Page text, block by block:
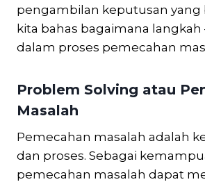
pengambilan keputusan yang
kita bahas bagaimana langkah
dalam proses pemecahan
Problem Solving atau
Masalah
Pemecahan masalah adalah
dan proses. Sebagai
pemecahan masalah dapat